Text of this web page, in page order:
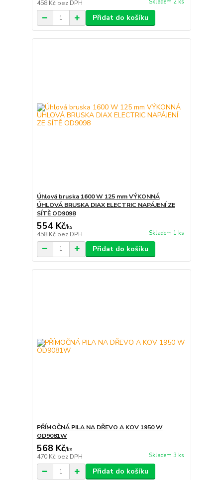
458 Kč bez DPH Skladem 2 ks
Přidat do košíku
Úhlová bruska 1600 W 125 mm VÝKONNÁ
ÚHLOVÁ BRUSKA DIAX ELECTRIC NAPÁJENÍ ZE
SÍTĚ OD9098
554 Kč/ks
458 Kč bez DPH Skladem 1 ks
Přidat do košíku
PŘÍMOČNÁ PILA NA DŘEVO A KOV 1950 W
OD9081W
568 Kč/ks
470 Kč bez DPH Skladem 3 ks
Přidat do košíku